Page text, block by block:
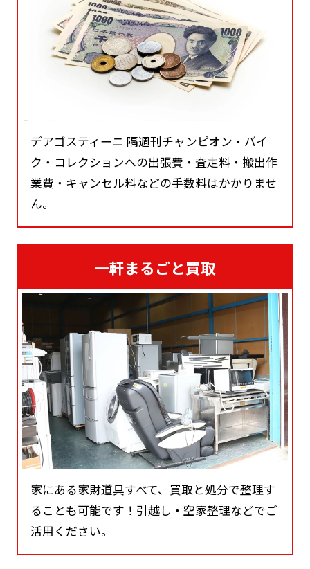
デアゴスティーニ 隔週刊チャンピオン・バイ
ク・コレクションへの出張費・査定料・搬出作
業費・キャンセル料などの手数料はかかりませ
ん。
一軒まるごと買取
家にある家財道具すべて、買取と処分で整理す
ることも可能です！引越し・空家整理などでご
活用ください。